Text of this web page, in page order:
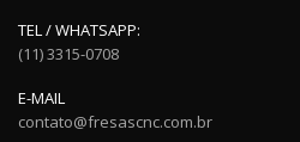
TEL / WHATSAPP:
(11) 3315-0708
E-MAIL
contato@fresascnc.com.br